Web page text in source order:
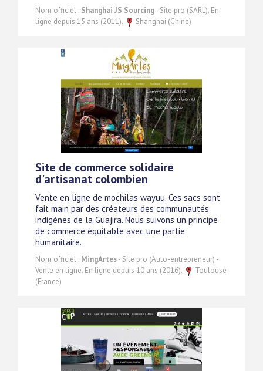
Nom officiel : Shanghai JS Sourcing- Site pro (SARL). En
ligne depuis 15 ans (2011).
Shanghai (Chine)
Site de commerce solidaire
d'artisanat colombien
Vente en ligne de mochilas wayuu. Ces sacs sont
fait main par des créateurs des communautés
indigènes de la Guajira. Nous suivons un principe
de commerce équitable avec une partie
humanitaire.
Nom officiel : MingArtes- Site pro (Auto-entrepreneur) -
Vente en ligne. En ligne depuis 10 ans (2016).
Toulouse
(France)